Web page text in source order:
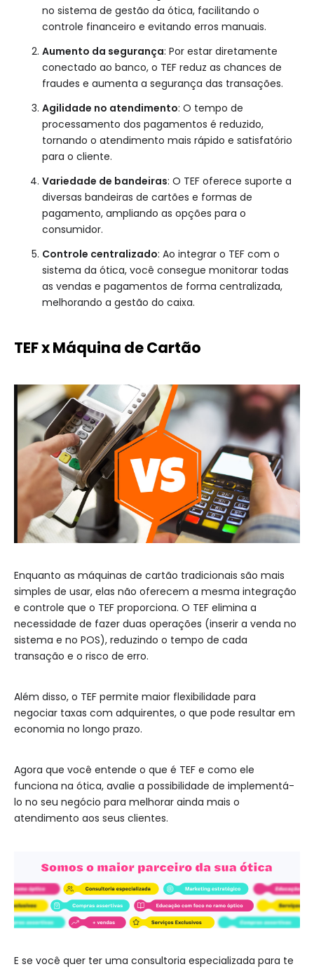
no sistema de gestão da ótica, facilitando o
controle financeiro e evitando erros manuais.
Aumento da segurança: Por estar diretamente
conectado ao banco, o TEF reduz as chances de
fraudes e aumenta a segurança das transações.
Agilidade no atendimento: O tempo de
processamento dos pagamentos é reduzido,
tornando o atendimento mais rápido e satisfatório
para o cliente.
Variedade de bandeiras: O TEF oferece suporte a
diversas bandeiras de cartões e formas de
pagamento, ampliando as opções para o
consumidor.
Controle centralizado: Ao integrar o TEF com o
sistema da ótica, você consegue monitorar todas
as vendas e pagamentos de forma centralizada,
melhorando a gestão do caixa.
TEF x Máquina de Cartão
Enquanto as máquinas de cartão tradicionais são mais
simples de usar, elas não oferecem a mesma integração
e controle que o TEF proporciona. O TEF elimina a
necessidade de fazer duas operações (inserir a venda no
sistema e no POS), reduzindo o tempo de cada
transação e o risco de erro.
Além disso, o TEF permite maior flexibilidade para
negociar taxas com adquirentes, o que pode resultar em
economia no longo prazo.
Agora que você entende o que é TEF e como ele
funciona na ótica, avalie a possibilidade de implementá-
lo no seu negócio para melhorar ainda mais o
atendimento aos seus clientes.
E se você quer ter uma consultoria especializada para te